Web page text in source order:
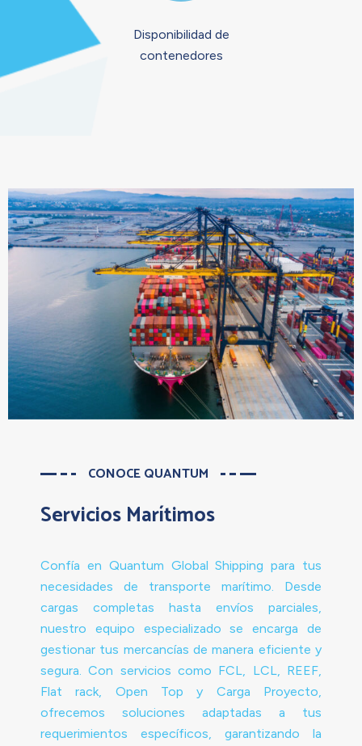
Disponibilidad de
contenedores
CONOCE QUANTUM
Servicios Marítimos
Confía en Quantum Global Shipping para tus
necesidades de transporte marítimo. Desde
cargas completas hasta envíos parciales,
nuestro equipo especializado se encarga de
gestionar tus mercancías de manera eficiente y
segura. Con servicios como FCL, LCL, REEF,
Flat rack, Open Top y Carga Proyecto,
ofrecemos soluciones adaptadas a tus
requerimientos específicos, garantizando la